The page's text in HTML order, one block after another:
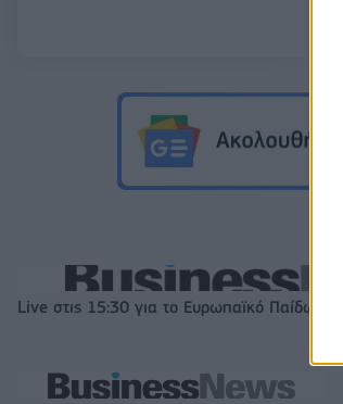
Live στις 15:30 για το Ευρωπαϊκό Παίδων,